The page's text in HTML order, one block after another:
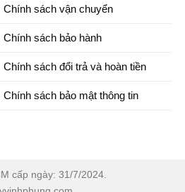
Chính sách vận chuyển
Chính sách bảo hành
Chính sách đổi trả và hoàn tiền
Chính sách bảo mật thông tin
cấp ngày: 31/7/2024.